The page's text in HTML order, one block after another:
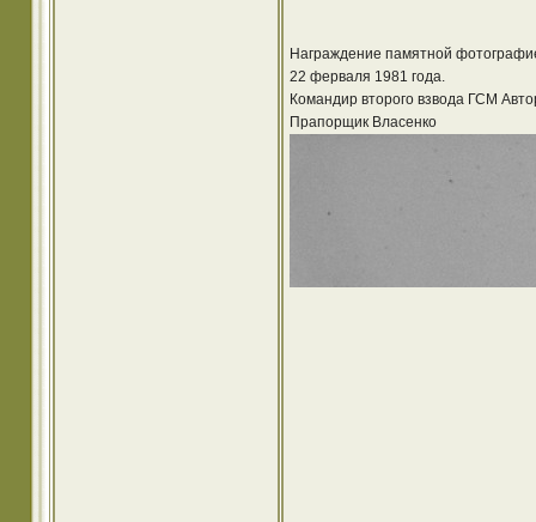
Награждение памятной
22 ферваля 1981 года.
Командир второго взвода ГСМ
Прапорщик Власенко